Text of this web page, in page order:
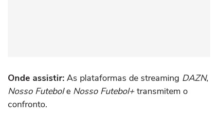
Onde assistir: As plataformas de streaming DAZN,
Nosso Futebole Nosso Futebol+ transmitem o
confronto.